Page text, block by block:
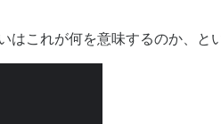
これが何を意味するのか、と